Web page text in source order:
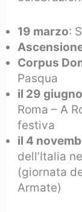
19 marzo:
Corpus
Pasqua
il 29 giugno
Roma – A
festiva
il 4
dell’Italia
(giornata
Armate)